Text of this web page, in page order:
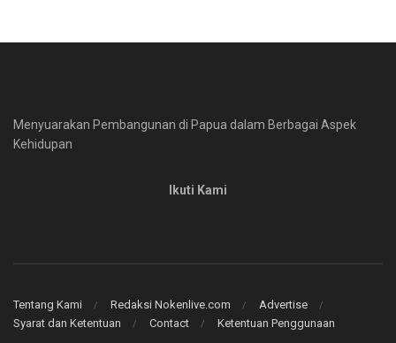
Menyuarakan Pembangunan di Papua dalam Berbagai Aspek
Kehidupan
Ikuti Kami
Tentang Kami Redaksi Nokenlive.com
Advertise
Syarat dan Ketentuan
Contact Ketentuan Penggunaan